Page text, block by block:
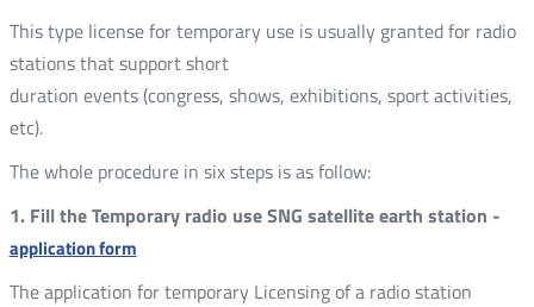
This type license for temporary use is usually granted for radio
stations that support short
duration events (congress, shows, exhibitions, sport activities,
etc).
The whole procedure in six steps is as follow:
1. Fill the Temporary radio use SNG satellite earth station -
application form
The application for temporary Licensing of a radio station